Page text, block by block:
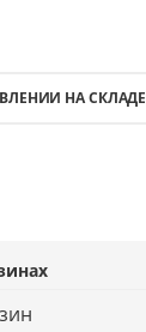
НА СКЛАДЕ